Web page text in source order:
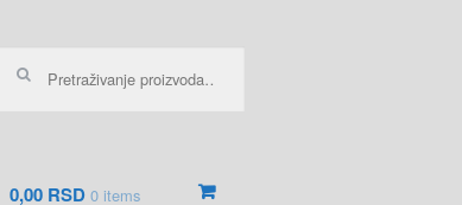
0,00 RSD0 items